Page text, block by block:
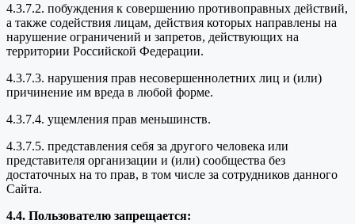
4.3.7.2. побуждения к совершению противоправных действий,
а также содействия лицам, действия которых направлены на
нарушение ограничений и запретов, действующих на
территории Российской Федерации.
4.3.7.3. нарушения прав несовершеннолетних лиц и (или)
причинение им вреда в любой форме.
4.3.7.4. ущемления прав меньшинств.
4.3.7.5. представления себя за другого человека или
представителя организации и (или) сообщества без
достаточных на то прав, в том числе за сотрудников данного
Сайта.
4.4. Пользователю запрещается: